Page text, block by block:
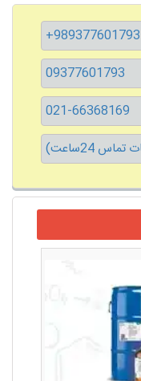
+989377601793
09377601793
021-66368169